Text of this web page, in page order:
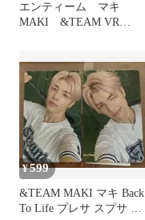
エンティーム マキ
MAKI &TEAM VR
¥599
&TEAM MAKI マキ Back
To Life プレサ スプサ ト